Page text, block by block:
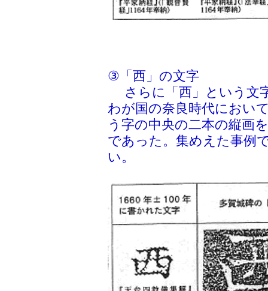
③「西」の文字
さらに「西」という文
わが国の奈良時代におい
う字の中央の二本の縦画
であった。集めえた事例
い。